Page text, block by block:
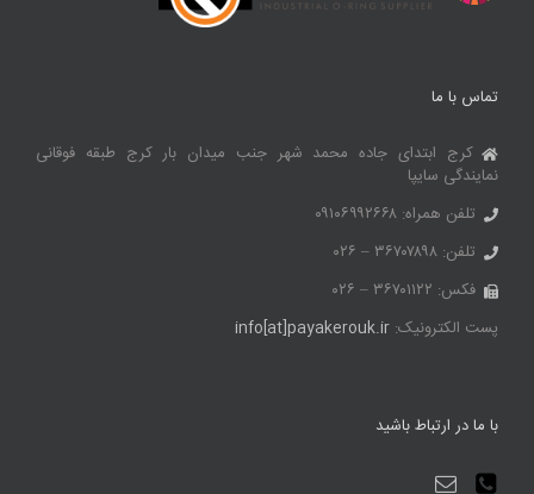
تماس با ما
کرج ابتدای جاده محمد شهر جنب میدان بار کرج طبقه فوقانی
نمایندگی سایپا
تلفن همراه: ۰۹۱۰۶۹۹۲۶۶۸
تلفن: ۳۶۷۰۷۸۹۸ – ۰۲۶
فکس: ۳۶۷۰۱۱۲۲ – ۰۲۶
پست الکترونیک: info[at]payakerouk.ir
با ما در ارتباط باشید